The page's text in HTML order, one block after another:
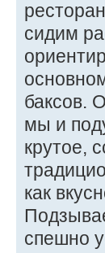
сидим
баксов.
мы и
крутое,
как
спешно